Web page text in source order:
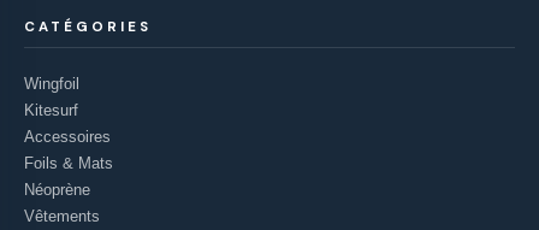
CATÉGORIES
Wingfoil
Kitesurf
Accessoires
Foils & Mats
Néoprène
Vêtements